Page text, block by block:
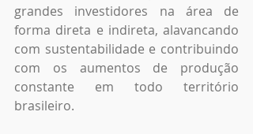
grandes investidores na área de
forma direta e indireta, alavancando
com sustentabilidade e contribuindo
com os aumentos de produção
constante em todo território
brasileiro.